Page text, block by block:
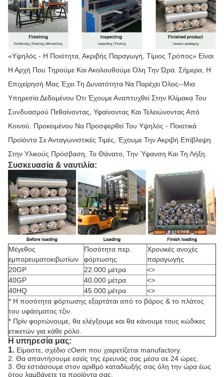
«Υψηλός - Η Ποιότητα, Ακριβής Παραγωγή, Τίμιος Τρόπος» Είναι
Η Αρχή Που Τηρούμε Και Ακολουθούμε Όλη Την Ώρα. Σήμερα, Η
Επιχείρησή Μας Έχει Τη Δυνατότητα Να Παρέχει Όλος--μια
Υπηρεσία Δεδομένου Ότι Έχουμε Αναπτυχθεί Στην Κλίμακα Του
Συνδυασμού Πεθαίνοντας, Υφαίνοντας Και Τελειώνοντας Από
Κοινού. Προκειμένου Να Προσφερθεί Του Υψηλός - Ποιοτικά
Προϊόντα Σε Ανταγωνιστικές Τιμές, Έχουμε Την Ακριβή Επίβλεψη
Στην Υλικούς Πρόσβαση, Το Θάνατο, Την Ύφανση Και Τη Λήξη.
Συσκευασία & ναυτιλία:
Μέγεθος
εμπορευματοκιβωτίων
Ποσότητα περ.
φόρτωσης
Χρονικές ανοχές
παραγωγής
20GP
22.000 μέτρα
<>
40GP
40.000 μέτρα
<>
40HQ
45.000 μέτρα
<>
* Η ποσότητα φόρτωσης εξαρτάται από το βάρος & το πλάτος
του υφάσματος τζιν.
* Πρίν φορτώνουμε, θα ελέγξουμε και θα κάνουμε τους κώδικες
ετικετών για κάθε ρόλο.
Η υπηρεσία μας:
1. Είμαστε, σχέδιο cOem που χαιρετίζεται manufactory.
2. Θα απαντήσουμε εσείς της έρευνάς σας μέσα σε 24 ώρες.
3. Θα εστιάσουμε στον αριθμό καταδίωξής σας όλη την ώρα έως
ότου λαμβάνετε τα προϊόντα σας.